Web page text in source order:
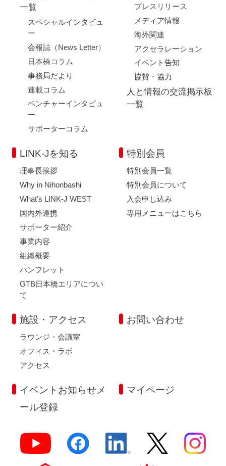
一覧
スペシャルインタビュ
ー
会報誌（News Letter）
日本橋コラム
事務局だより
連載コラム
ベンチャーインタビュ
ー
サポーターコラム
プレスリリース
メディア情報
海外関連
アクセラレーション
イベント告知
協賛・協力
人と情報の交流掲示板
一覧
LINK-Jを知る
理事長挨拶
Why in Nihonbashi
What’s LINK-J WEST
国内外連携
サポーター紹介
事業内容
組織概要
パンフレット
GTB日本橋エリアについ
て
特別会員
特別会員一覧
特別会員について
入会申し込み
専用メニューはこちら
施設・アクセス
ラウンジ・会議室
オフィス・ラボ
アクセス
お問い合わせ
イベントお知らせメ
ール登録
マイページ